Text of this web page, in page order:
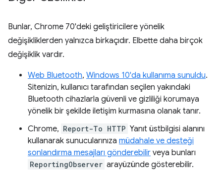
Bunlar, Chrome 70'deki geliştiricilere yönelik
değişikliklerden yalnızca birkaçıdır. Elbette daha birçok
değişiklik vardır.
Web Bluetooth, Windows 10'da kullanıma sunuldu.
Sitenizin, kullanıcı tarafından seçilen yakındaki
Bluetooth cihazlarla güvenli ve gizliliği korumaya
yönelik bir şekilde iletişim kurmasına olanak tanır.
Chrome, Report-To HTTP Yanıt üstbilgisi alanını
kullanarak sunucularınıza müdahale ve desteği
sonlandırma mesajları gönderebilir veya bunları
ReportingObserver arayüzünde gösterebilir.